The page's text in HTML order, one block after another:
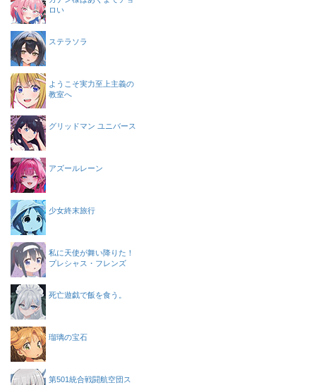
ロい
ステラソラ
ようこそ実力至上主義の
教室へ
グリッドマン ユニバース
アズールレーン
少女終末旅行
私に天使が舞い降りた！
プレシャス・フレンズ
死亡遊戯で飯を食う。
瑠璃の宝石
第501統合戦闘航空団ス